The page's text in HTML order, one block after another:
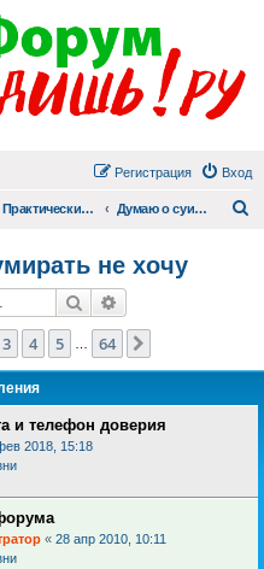
Вход
Регистрация
Практический раздел Думаю о суициде, но умирать не хочу
не хочу
Поиск
из 64
3 4 5 64
и телефон доверия
2018, 15:18
« 28 апр 2010, 10:11